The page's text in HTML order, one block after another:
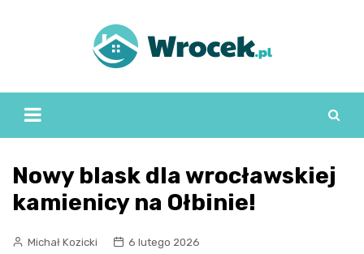
Nowy blask dla wrocławskiej
kamienicy na Ołbinie!
Michał Kozicki
6 lutego 2026